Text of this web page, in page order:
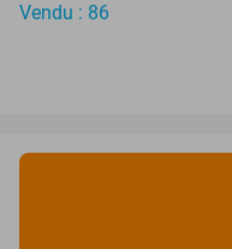
Vendu : 86